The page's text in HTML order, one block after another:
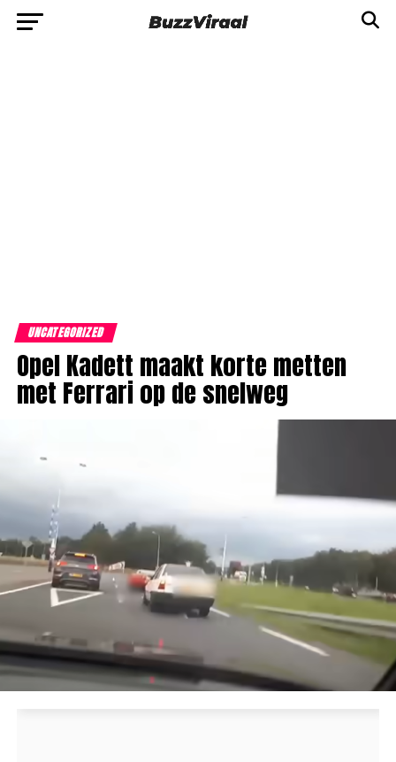
UNCATEGORIZED
Opel Kadett maakt korte metten
met Ferrari op de snelweg